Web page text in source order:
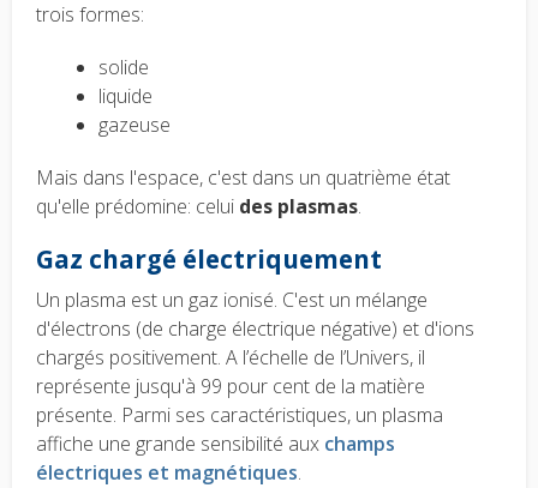
trois formes:
solide
liquide
gazeuse
Mais dans l'espace, c'est dans un quatrième état
qu'elle prédomine: celui des plasmas.
Gaz chargé électriquement
Un plasma est un gaz ionisé. C'est un mélange
d'électrons (de charge électrique négative) et d'ions
chargés positivement. A l’échelle de l’Univers, il
représente jusqu'à 99 pour cent de la matière
présente. Parmi ses caractéristiques, un plasma
affiche une grande sensibilité aux champs
électriques et magnétiques.